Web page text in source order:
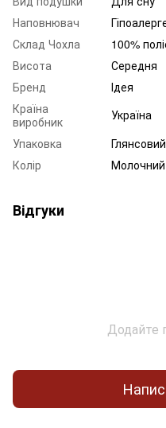
Наповнювач
Склад Чохла
100%
Висота
Середня
Бренд
Ідея
Країна
виробник
Україна
Упаковка
Колір
Молочний
Відгуки
Додайте